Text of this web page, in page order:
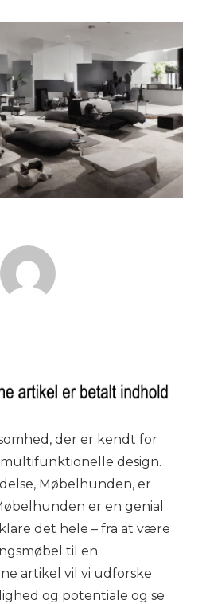
der er kendt for
design.
Møbelhunden, er
er en genial
det hele – fra at være
til en
artikel vil vi udforske
og potentiale og se